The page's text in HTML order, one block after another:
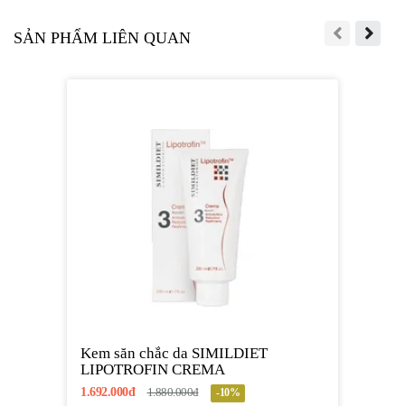
SẢN PHẨM LIÊN QUAN
Kem săn chắc da SIMILDIET
LIPOTROFIN CREMA
1.692.000đ 1.880.000đ -10%